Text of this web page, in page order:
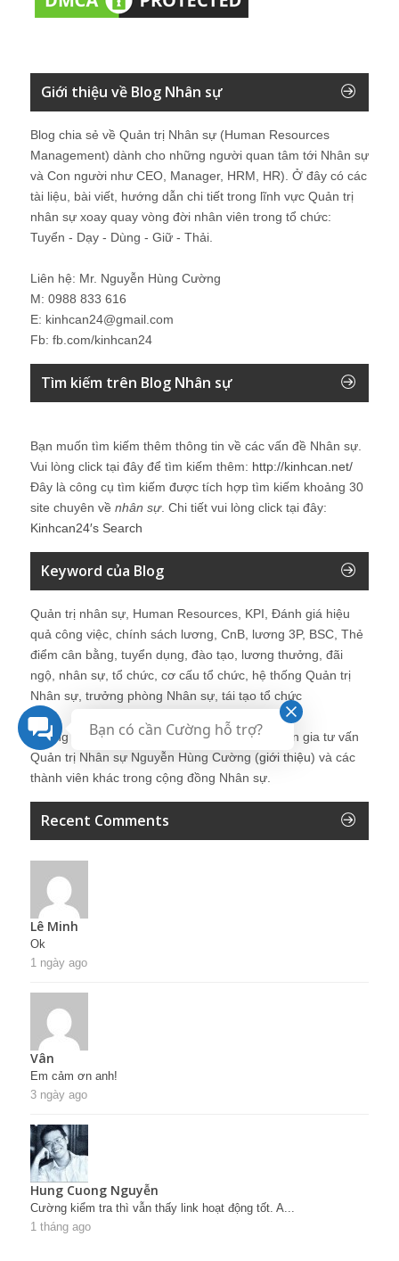
Giới thiệu về Blog Nhân sự
Blog chia sẻ về Quản trị Nhân sự (Human Resources
Management) dành cho những người quan tâm tới Nhân sự
và Con người như CEO, Manager, HRM, HR). Ở đây có các
tài liệu, bài viết, hướng dẫn chi tiết trong lĩnh vực Quản trị
nhân sự xoay quay vòng đời nhân viên trong tổ chức:
Tuyển - Dạy - Dùng - Giữ - Thải.
Liên hệ: Mr. Nguyễn Hùng Cường
M: 0988 833 616
E: kinhcan24@gmail.com
Fb: fb.com/kinhcan24
Tìm kiếm trên Blog Nhân sự
Bạn muốn tìm kiếm thêm thông tin về các vấn đề Nhân sự
Vui lòng click tại đây để tìm kiếm thêm: http://kinhcan.net/
Đây là công cụ tìm kiếm được tích hợp tìm kiếm khoảng 30
site chuyên về nhân sự. Chi tiết vui lòng click tại đây:
Kinhcan24′s Search
Keyword của Blog
Quản trị nhân sự, Human Resources, KPI, Đánh giá hiệu
quả công việc, chính sách lương, CnB, lương 3P, BSC, Thẻ
điểm cân bằng, tuyển dụng, đào tạo, lương thưởng, đãi
ngộ, nhân sự, tổ chức, cơ cấu tổ chức, hệ thống Quản trị
Nhân sự, trưởng phòng Nhân sự, tái tạo tổ chức
Những bài viết tại blog được chia sẻ bởi chuyên gia tư vấn
Quản trị Nhân sự Nguyễn Hùng Cường (giới thiệu) và các
thành viên khác trong cộng đồng Nhân sự.
Recent Comments
Lê Minh
Ok
1 ngày ago
Vân
Em cảm ơn anh!
3 ngày ago
Hung Cuong Nguyễn
Cường kiểm tra thì vẫn thấy link hoạt động tốt. A...
1 tháng ago
Bạn có cần Cường hỗ trợ?